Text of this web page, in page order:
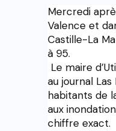
Mercredi
Valence et
Castille-La
à 95.
Le maire
au journal
habitants de
aux
chiffre exact.